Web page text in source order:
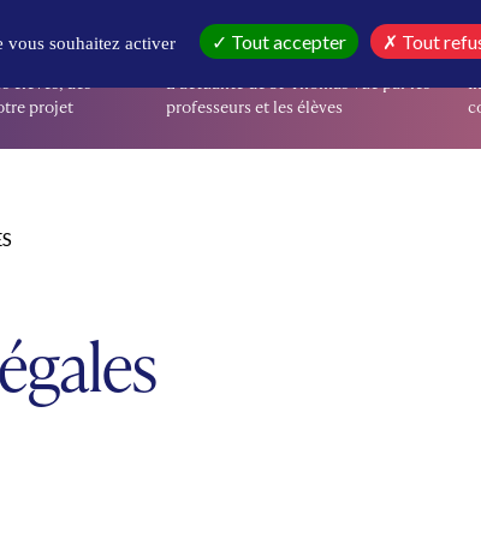
élèves, des
projet
EN CE MOMENT
L’actualité de St-Thomas vue par les
professeurs et les élèves
vous souhaitez activer Tout accepter Tout